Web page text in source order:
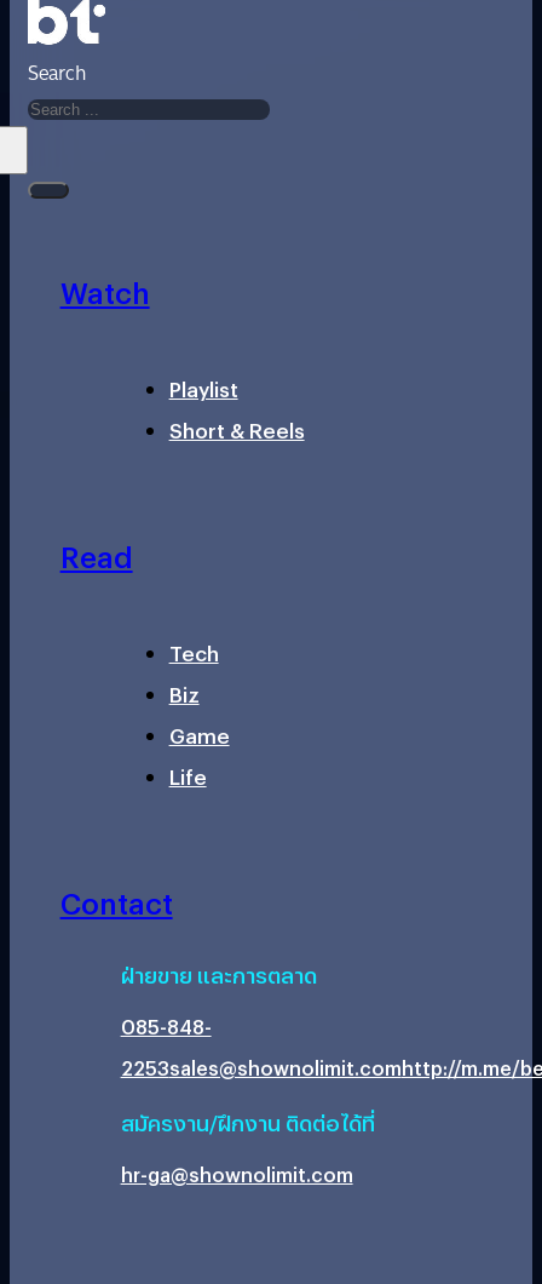
Search
Watch
Playlist
Short & Reels
Read
Tech
Biz
Game
Life
Contact
ฝ่ายขาย และการตลาด
085-848-
2253sales@shownolimit.comhttp://m.me/
สมัครงาน/ฝึกงาน ติดต่อได้ที่
hr-ga@shownolimit.com